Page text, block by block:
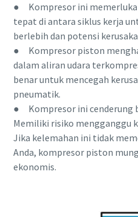
● Kompresor ini
tepat di antara siklus kerja
berlebih dan potensi
● Kompresor piston
dalam aliran udara
benar untuk mencegah
pneumatik.
● Kompresor ini cenderung
Memiliki risiko mengganggu
Jika kelemahan ini tidak
Anda, kompresor piston
ekonomis.